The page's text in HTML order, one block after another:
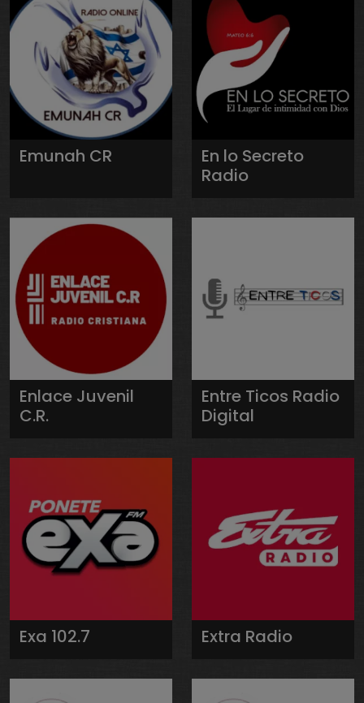
Emunah CR
En lo Secreto
Radio
Enlace Juvenil
C.R.
Entre Ticos Radio
Digital
Exa 102.7 Extra Radio